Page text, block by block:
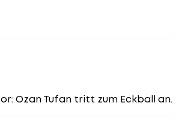
Ozan Tufan tritt zum Eckball an.